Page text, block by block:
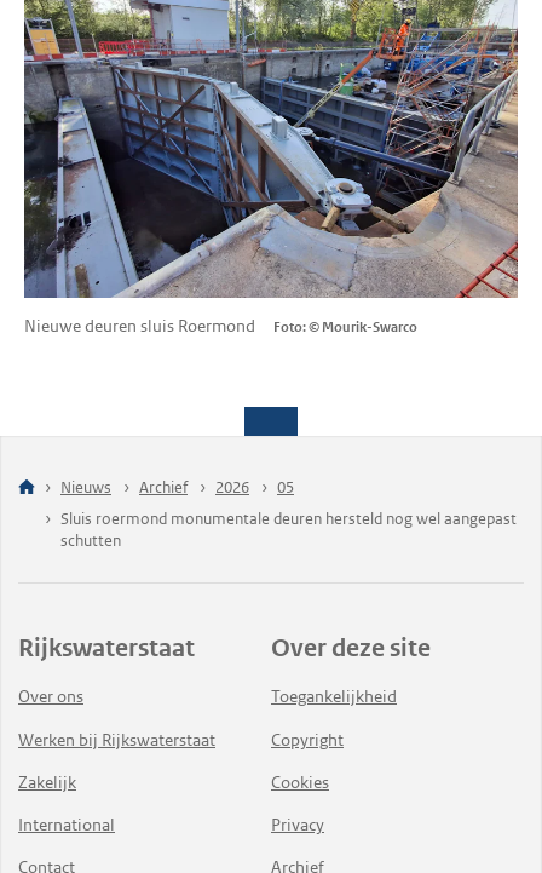
Nieuwe deuren sluis Roermond Foto: © Mourik-Swarco
Nieuws Archief 2026
05
Sluis roermond monumentale deuren hersteld nog wel aangepast
schutten
Rijkswaterstaat
Over ons
Werken bij Rijkswaterstaat
Zakelijk
International
Contact
Over deze site
Toegankelijkheid
Copyright
Cookies
Privacy
Archief